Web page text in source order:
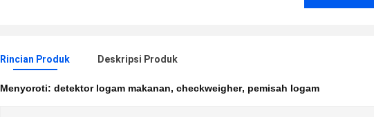
Rincian Produk Deskripsi Produk
Menyoroti: detektor logam makanan, checkweigher, pemisah logam